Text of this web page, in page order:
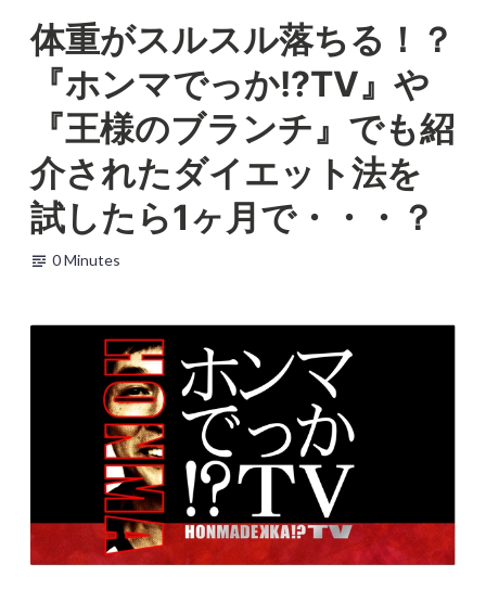
content
体重がスルスル落ちる！？
『ホンマでっか!?TV』や
『王様のブランチ』でも紹
介されたダイエット法を
試したら1ヶ月で・・・？
b
y
-
f
r
e
未
2
7
月
2
2
日 0 Minutes